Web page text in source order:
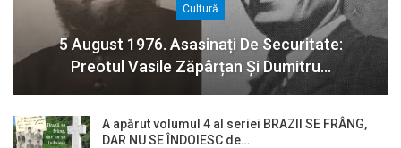
Cultură
5 August 1976. Asasinați De Securitate:
Preotul Vasile Zăpârțan Și Dumitru…
A apărut volumul 4 al seriei BRAZII SE FRÂNG,
DAR NU SE ÎNDOIESC de…